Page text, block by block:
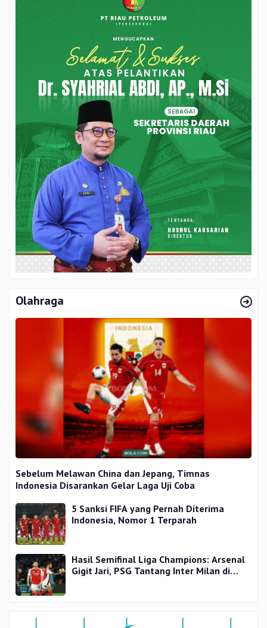
Olahraga
Sebelum Melawan China dan Jepang, Timnas
Indonesia Disarankan Gelar Laga Uji Coba
5 Sanksi FIFA yang Pernah Diterima
Indonesia, Nomor 1 Terparah
Hasil Semifinal Liga Champions: Arsenal
Gigit Jari, PSG Tantang Inter Milan di